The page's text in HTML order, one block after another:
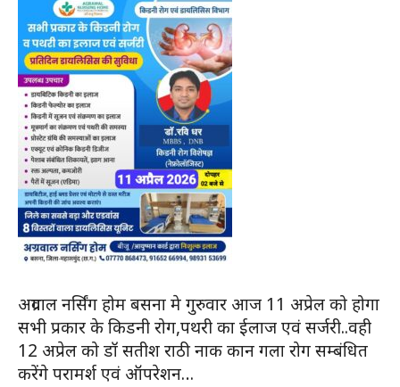
अग्रवाल नर्सिंग होम बसना मे गुरुवार आज 11 अप्रेल को होगा
सभी प्रकार के किडनी रोग,पथरी का ईलाज एवं सर्जरी..वही
12 अप्रेल को डॉ सतीश राठी नाक कान गला रोग सम्बंधित
करेंगे परामर्श एवं ऑपरेशन…